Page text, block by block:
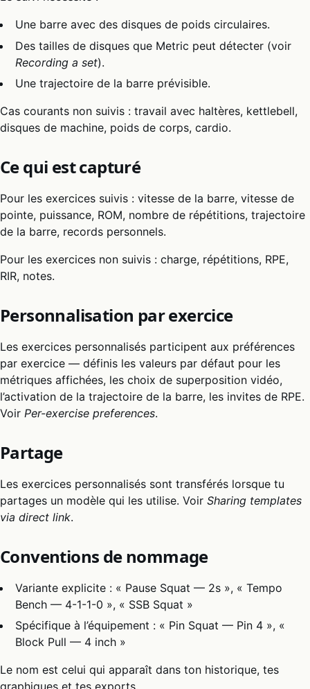
Une barre avec des disques de poids circulaires.
Des tailles de disques que Metric peut détecter (voir
Recording a set).
Une trajectoire de la barre prévisible.
Cas courants non suivis : travail avec haltères, kettlebell,
disques de machine, poids de corps, cardio.
Ce qui est capturé
Pour les exercices suivis : vitesse de la barre, vitesse de
pointe, puissance, ROM, nombre de répétitions, trajectoire
de la barre, records personnels.
Pour les exercices non suivis : charge, répétitions, RPE,
RIR, notes.
Personnalisation par exercice
Les exercices personnalisés participent aux préférences
par exercice — définis les valeurs par défaut pour les
métriques affichées, les choix de superposition vidéo,
l’activation de la trajectoire de la barre, les invites de RPE.
Voir Per-exercise preferences.
Partage
Les exercices personnalisés sont transférés lorsque tu
partages un modèle qui les utilise. Voir Sharing templates
via direct link.
Conventions de nommage
Variante explicite : « Pause Squat — 2s », « Tempo
Bench — 4-1-1-0 », « SSB Squat »
Spécifique à l’équipement : « Pin Squat — Pin 4 », «
Block Pull — 4 inch »
Le nom est celui qui apparaît dans ton historique, tes